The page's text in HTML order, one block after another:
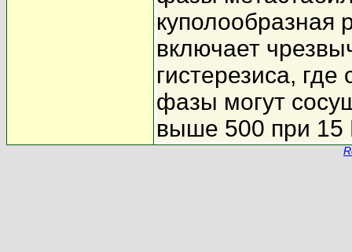
куполообразная
включает
гистерезиса,
фазы могут
выше 500 при 15